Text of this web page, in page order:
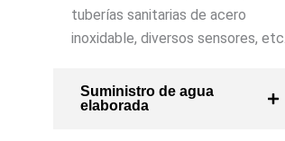
tuberías sanitarias de acero
inoxidable, diversos sensores, etc.
Suministro de agua
elaborada